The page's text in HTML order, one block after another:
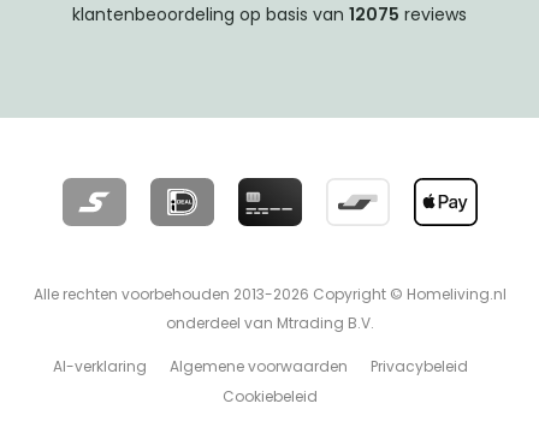
klantenbeoordeling op basis van 12075 reviews
Alle rechten voorbehouden 2013-2026 Copyright © Homeliving.nl
onderdeel van Mtrading B.V.
AI-verklaring Algemene voorwaarden
Privacybeleid
Cookiebeleid